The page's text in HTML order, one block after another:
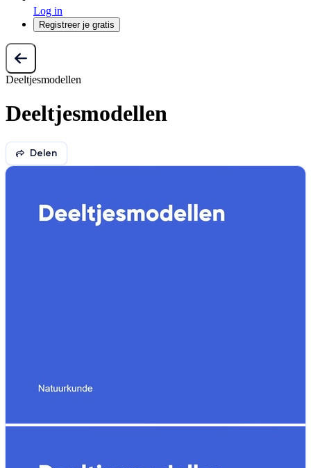
Log in
Registreer je gratis
Deeltjesmodellen
Deeltjesmodellen
Delen